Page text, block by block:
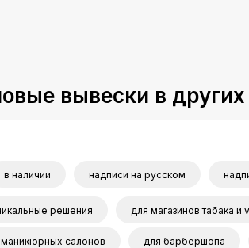
вывески в
в наличии надписи на русском
решения для магазинов табака и
салонов для барбершопа